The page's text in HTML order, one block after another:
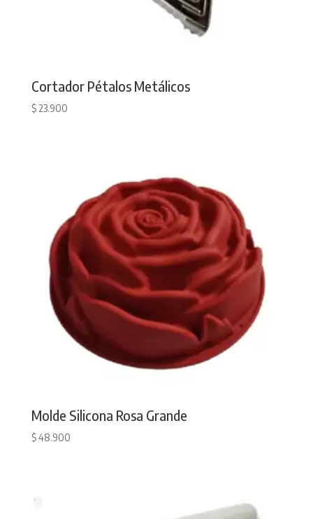
Cortador Pétalos Metálicos
$23.900
Molde Silicona Rosa Grande
$48.900